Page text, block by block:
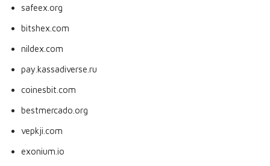
safeex.org
bitshex.com
nildex.com
pay.kassadiverse.ru
coinesbit.com
bestmercado.org
vepkji.com
exonium.io